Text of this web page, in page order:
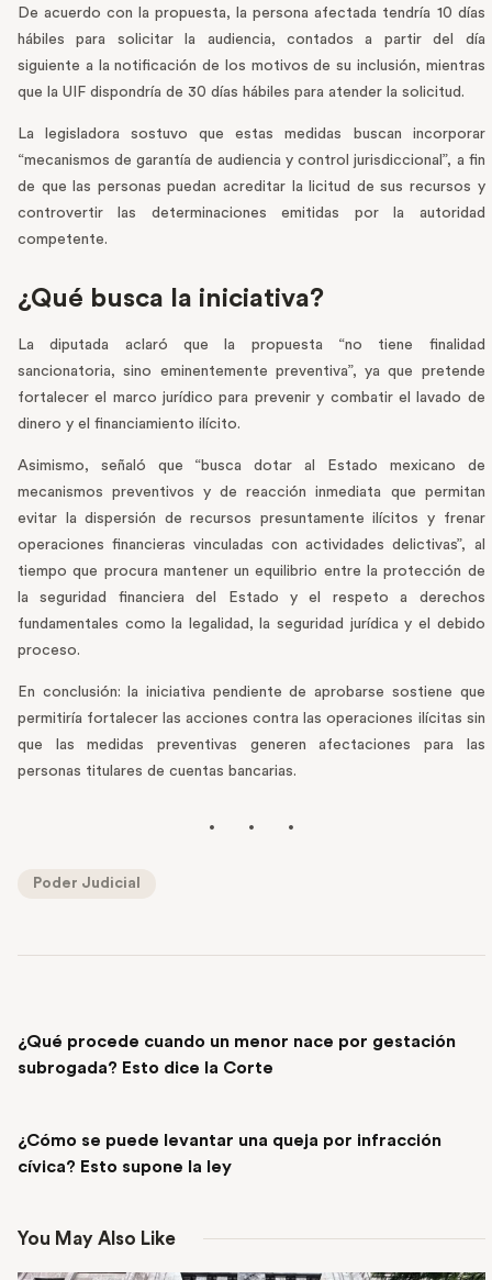
De acuerdo con la propuesta, la persona afectada tendría 10 días
hábiles para solicitar la audiencia, contados a partir del día
siguiente a la notificación de los motivos de su inclusión, mientras
que la UIF dispondría de 30 días hábiles para atender la solicitud.
La legisladora sostuvo que estas medidas buscan incorporar
“mecanismos de garantía de audiencia y control jurisdiccional”, a fin
de que las personas puedan acreditar la licitud de sus recursos y
controvertir las determinaciones emitidas por la autoridad
competente.
¿Qué busca la iniciativa?
La diputada aclaró que la propuesta “no tiene finalidad
sancionatoria, sino eminentemente preventiva”, ya que pretende
fortalecer el marco jurídico para prevenir y combatir el lavado de
dinero y el financiamiento ilícito.
Asimismo, señaló que “busca dotar al Estado mexicano de
mecanismos preventivos y de reacción inmediata que permitan
evitar la dispersión de recursos presuntamente ilícitos y frenar
operaciones financieras vinculadas con actividades delictivas”, al
tiempo que procura mantener un equilibrio entre la protección de
la seguridad financiera del Estado y el respeto a derechos
fundamentales como la legalidad, la seguridad jurídica y el debido
proceso.
En conclusión: la iniciativa pendiente de aprobarse sostiene que
permitiría fortalecer las acciones contra las operaciones ilícitas sin
que las medidas preventivas generen afectaciones para las
personas titulares de cuentas bancarias.
Poder Judicial
¿Qué procede cuando un menor nace por gestación
subrogada? Esto dice la Corte
¿Cómo se puede levantar una queja por infracción
cívica? Esto supone la ley
You May Also Like